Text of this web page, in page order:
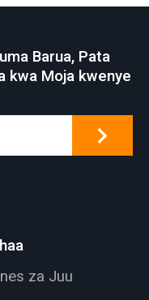
Barua, Pata
kwa Moja kwenye
za Juu